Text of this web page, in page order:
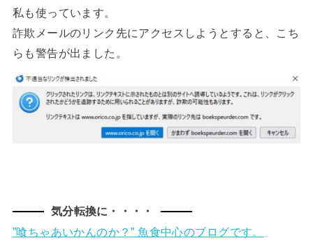
私も使っています。
詐欺メールのリンク先にアクセスしようとすると、こち
らも警告が出ました。
気分転換に・・・・
”喰ちゃあいかんのか？” 魚食中心のブログです。